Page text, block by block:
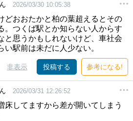
2026/03/30 10:05:38
どおおたかと柏の葉超えるとその
。つくば駅とか知らない人からす
と思うかもしれないけど、車社会
駅前は未だに人少ない。
非表示 投稿する 参考になる!
2026/03/31 12:26:52
床してますから差が開いてしまう